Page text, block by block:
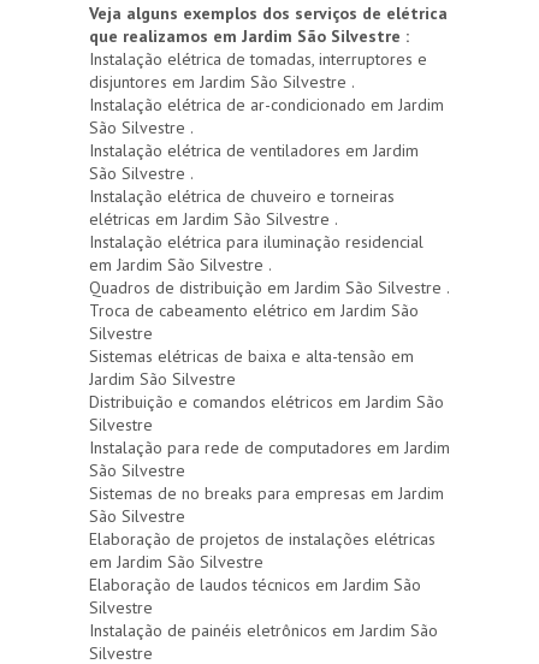
Veja alguns exemplos dos serviços de elétrica
que realizamos em Jardim São Silvestre :
Instalação elétrica de tomadas, interruptores e
disjuntores em Jardim São Silvestre .
Instalação elétrica de ar-condicionado em Jardim
São Silvestre .
Instalação elétrica de ventiladores em Jardim
São Silvestre .
Instalação elétrica de chuveiro e torneiras
elétricas em Jardim São Silvestre .
Instalação elétrica para iluminação residencial
em Jardim São Silvestre .
Quadros de distribuição em Jardim São Silvestre .
Troca de cabeamento elétrico em Jardim São
Silvestre
Sistemas elétricas de baixa e alta-tensão em
Jardim São Silvestre
Distribuição e comandos elétricos em Jardim São
Silvestre
Instalação para rede de computadores em Jardim
São Silvestre
Sistemas de no breaks para empresas em Jardim
São Silvestre
Elaboração de projetos de instalações elétricas
em Jardim São Silvestre
Elaboração de laudos técnicos em Jardim São
Silvestre
Instalação de painéis eletrônicos em Jardim São
Silvestre